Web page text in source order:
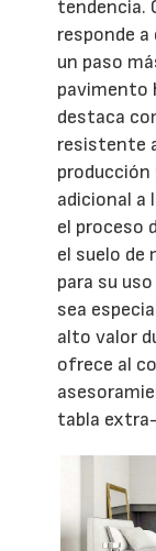
tendencia.
responde
un paso
pavimento
destaca
resistente
adicional a
el proceso
el suelo de
para su
sea
alto valor
ofrece al
tabla